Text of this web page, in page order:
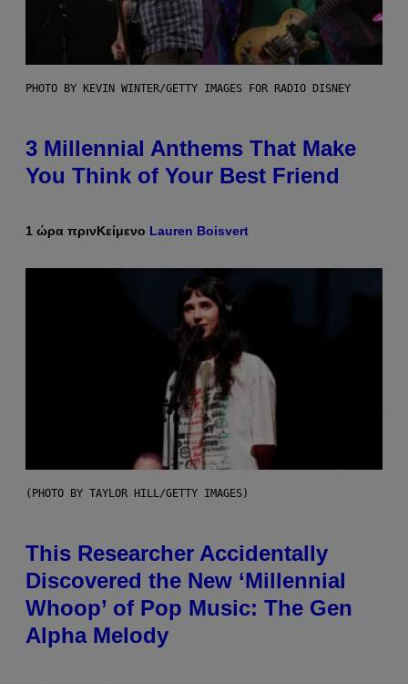
PHOTO BY KEVIN WINTER/GETTY IMAGES FOR RADIO DISNEY
3 Millennial Anthems That Make
You Think of Your Best Friend
1 ώρα πρινΚείμενο Lauren Boisvert
(PHOTO BY TAYLOR HILL/GETTY IMAGES)
This Researcher Accidentally
Discovered the New ‘Millennial
Whoop’ of Pop Music: The Gen
Alpha Melody